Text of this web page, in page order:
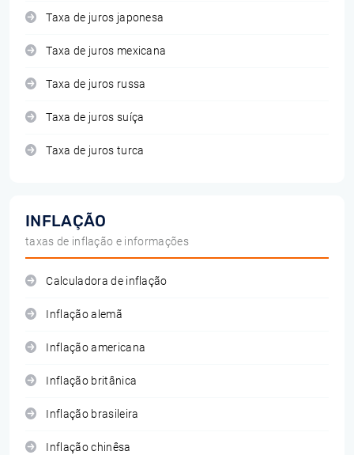
Taxa de juros japonesa
Taxa de juros mexicana
Taxa de juros russa
Taxa de juros suíça
Taxa de juros turca
INFLAÇÃO
taxas de inflação e informações
Calculadora de inflação
Inflação alemã
Inflação americana
Inflação britânica
Inflação brasileira
Inflação chinêsa